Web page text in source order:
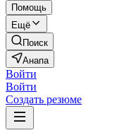
Помощь
Ещё
Поиск
Анапа
Войти
Войти
Создать резюме